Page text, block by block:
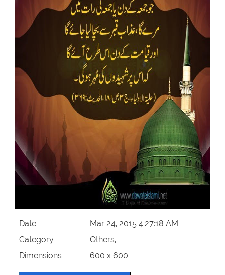
Rohani Ilaj
Magazine
Departments
Our Websites
More
Date
Mar 24, 2015 4:27:18 AM
Category
Others,
Dimensions
600 x 600